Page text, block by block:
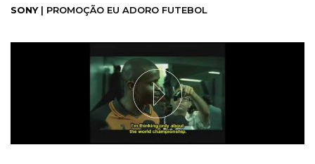
SONY| PROMOÇÃO EU ADORO FUTEBOL